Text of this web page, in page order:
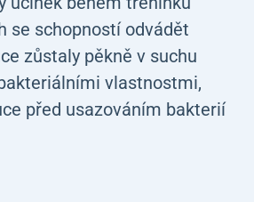
se schopností odvádět
zůstaly pěkně v suchu
vlastnostmi,
před usazováním bakterií